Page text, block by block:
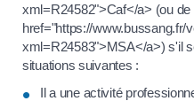
xml=R24582">Caf</a> (ou de
href="https://www.bussang.fr/
xml=R24583">MSA</a>) s'il
situations suivantes :
Il a une activité